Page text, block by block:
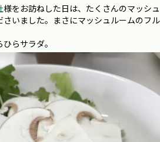
様をお訪ねした日は、たくさんのマッシュ
いました。まさにマッシュルームのフル
らサラダ。